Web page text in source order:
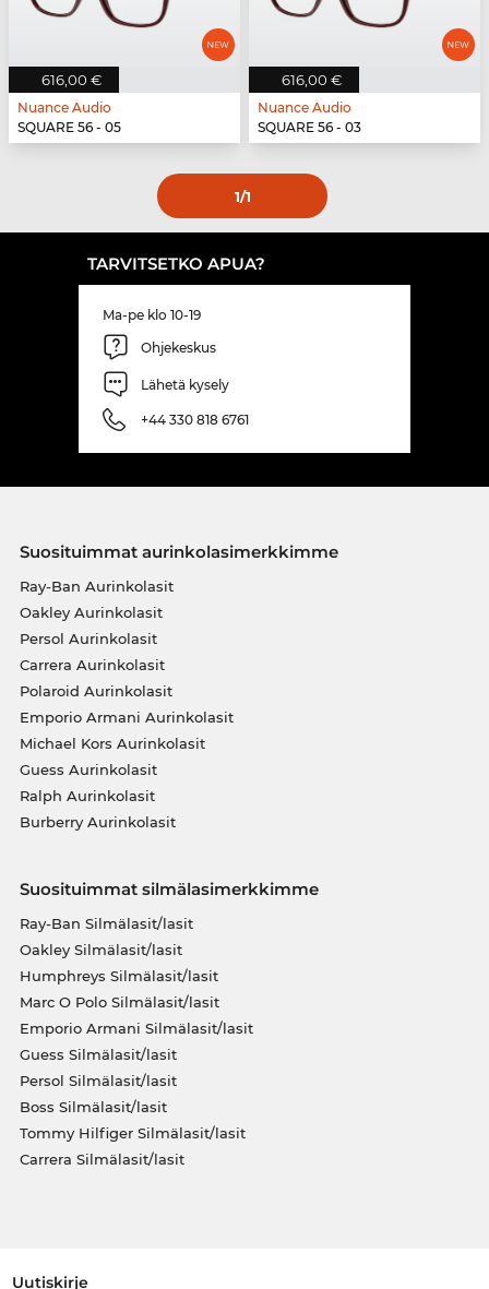
616,00 €
Nuance Audio
SQUARE 56 - 05
616,00 €
Nuance Audio
SQUARE 56 - 03
1/1
TARVITSETKO APUA?
Ma-pe klo 10-19
Ohjekeskus
Lähetä kysely
+44 330 818 6761
Suosituimmat aurinkolasimerkkimme
Ray-Ban Aurinkolasit
Oakley Aurinkolasit
Persol Aurinkolasit
Carrera Aurinkolasit
Polaroid Aurinkolasit
Emporio Armani Aurinkolasit
Michael Kors Aurinkolasit
Guess Aurinkolasit
Ralph Aurinkolasit
Burberry Aurinkolasit
Suosituimmat silmälasimerkkimme
Ray-Ban Silmälasit/lasit
Oakley Silmälasit/lasit
Humphreys Silmälasit/lasit
Marc O Polo Silmälasit/lasit
Emporio Armani Silmälasit/lasit
Guess Silmälasit/lasit
Persol Silmälasit/lasit
Boss Silmälasit/lasit
Tommy Hilfiger Silmälasit/lasit
Carrera Silmälasit/lasit
Uutiskirje